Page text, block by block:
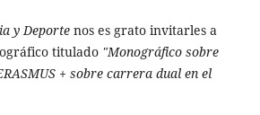
y Deportenos es grato invitarles a
titulado "Monográfico sobre
+ sobre carrera dual en el